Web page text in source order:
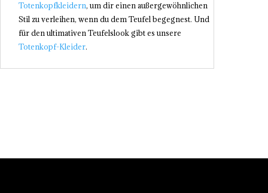
Totenkopfkleidern, um dir einen außergewöhnlichen
Stil zu verleihen, wenn du dem Teufel begegnest. Und
für den ultimativen Teufelslook gibt es unsere
Totenkopf-Kleider.